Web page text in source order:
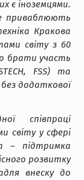
є іноземцями.
приваблюють
Кракова
світу з 60
брати участь
FSS) та
додаткової
співпраці
світу у сфері
– підтримка
розвитку
внеску до